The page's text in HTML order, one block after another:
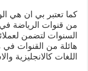
كما تعتبر بي ان هي
من قنوات الرياضة في
السنوات لتضمن
هائلة من القنوات في
اللغات كالانجليزية